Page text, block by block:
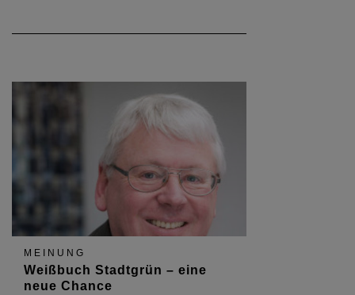
MEINUNG
Weißbuch Stadtgrün – eine
neue Chance